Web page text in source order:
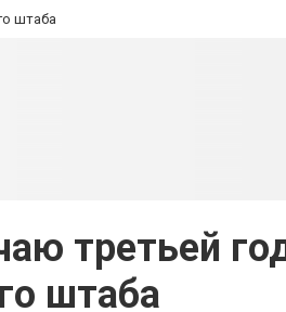
штаба
третьей
штаба